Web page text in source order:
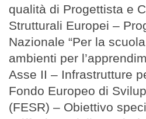
qualità di Progettista e
Strutturali Europei –
Nazionale “Per la
ambienti per
Asse II – Infrastrutture
Fondo Europeo di
(FESR) – Obiettivo